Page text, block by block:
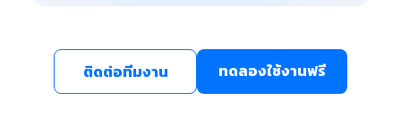
ติดต่อทีมงาน ทดลองใช้งานฟรี